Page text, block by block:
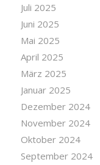
Juli 2025
Juni 2025
Mai 2025
April 2025
März 2025
Januar 2025
Dezember 2024
November 2024
Oktober 2024
September 2024